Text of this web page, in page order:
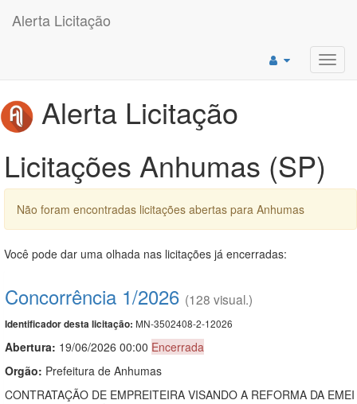
Alerta Licitação
Alerta Licitação
Licitações Anhumas (SP)
Não foram encontradas licitações abertas para Anhumas
Você pode dar uma olhada nas licitações já encerradas:
Concorrência 1/2026 (128 visual.)
Identificador desta licitação: MN-3502408-2-12026
Abertura: 19/06/2026 00:00 Encerrada
Orgão: Prefeitura de Anhumas
CONTRATAÇÃO DE EMPREITEIRA VISANDO A REFORMA DA EMEI